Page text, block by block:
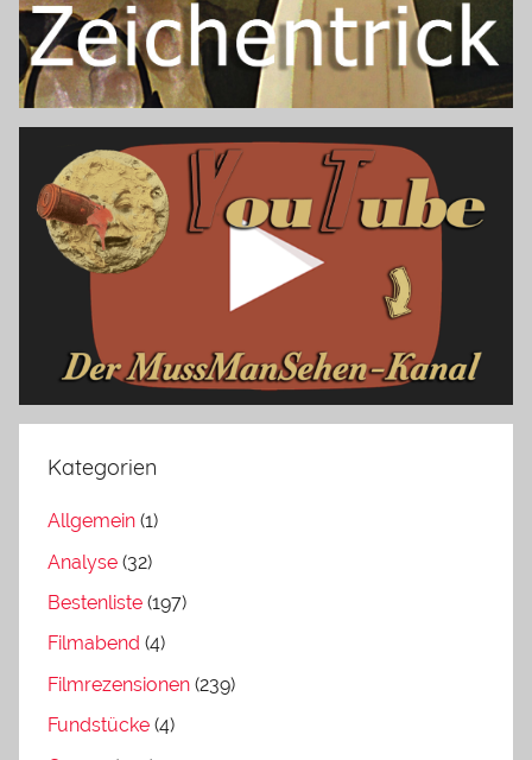
Kategorien
Allgemein (1)
Analyse (32)
Bestenliste (197)
Filmabend (4)
Filmrezensionen (239)
Fundstücke (4)